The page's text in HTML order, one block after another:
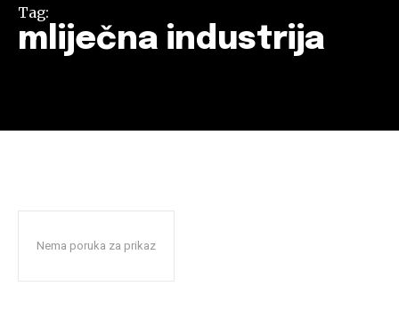
Tag:
mliječna industrija
Nema poruka za prikaz